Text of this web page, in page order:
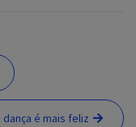
dança é mais feliz